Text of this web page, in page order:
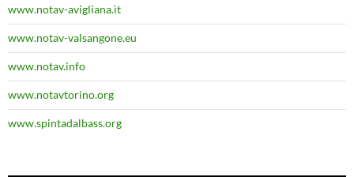
www.notav-avigliana.it
www.notav-valsangone.eu
www.notav.info
www.notavtorino.org
www.spintadalbass.org